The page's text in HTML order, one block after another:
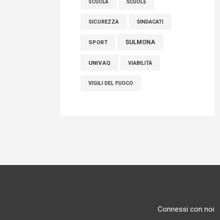
SCUOLA SCUOLE
SICUREZZA SINDACATI
SPORT SULMONA
UNIVAQ VIABILITÀ
VIGILI DEL FUOCO
Connessi con noi